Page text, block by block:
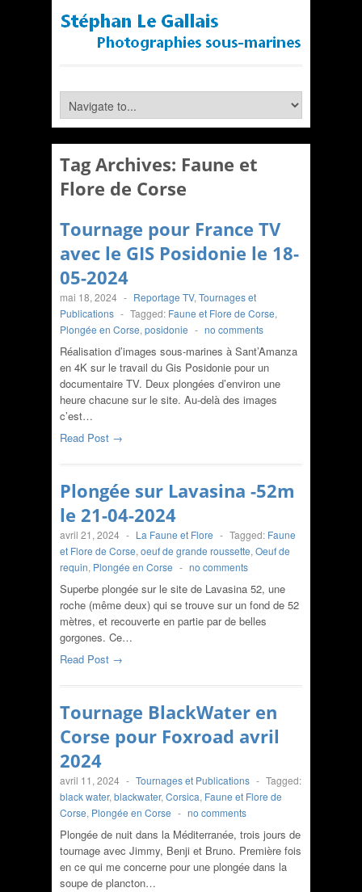
Tag Archives: Faune et
Flore de Corse
Tournage pour France TV
avec le GIS Posidonie le 18-
05-2024
mai 18, 2024 - Reportage TV, Tournages et
Publications - Tagged: Faune et Flore de Corse,
Plongée en Corse, posidonie - no comments
Réalisation d’images sous-marines à Sant’Amanza
en 4K sur le travail du Gis Posidonie pour un
documentaire TV. Deux plongées d’environ une
heure chacune sur le site. Au-delà des images
c’est…
Read Post →
Plongée sur Lavasina -52m
le 21-04-2024
avril 21, 2024 - La Faune et Flore - Tagged: Faune
et Flore de Corse, oeuf de grande roussette, Oeuf de
requin, Plongée en Corse - no comments
Superbe plongée sur le site de Lavasina 52, une
roche (même deux) qui se trouve sur un fond de 52
mètres, et recouverte en partie par de belles
gorgones. Ce…
Read Post →
Tournage BlackWater en
Corse pour Foxroad avril
2024
avril 11, 2024 - Tournages et Publications - Tagged:
black water, blackwater, Corsica, Faune et Flore de
Corse, Plongée en Corse - no comments
Plongée de nuit dans la Méditerranée, trois jours de
tournage avec Jimmy, Benji et Bruno. Première fois
en ce qui me concerne pour une plongée dans la
soupe de plancton…